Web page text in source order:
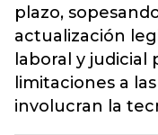
plazo,
actualización
laboral y judicial
limitaciones a
involucran la